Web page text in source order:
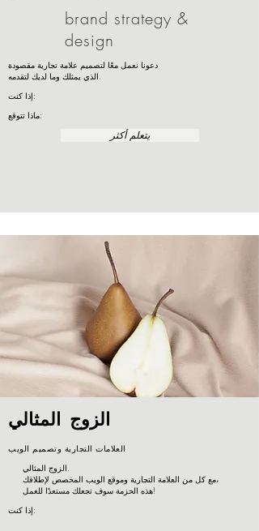
brand strategy &
design
دعونا نعمل معًا لتصميم علامة تجارية مقصودة
الذي يمثلك وما لديك لتقدمه.
إذا كنت:
ماذا تتوقع:
يتعلم أكثر
الزوج المثالي
العلامات التجارية وتصميم الويب
الزوج المثالي.
مع كل من العلامة التجارية وموقع الويب المخصص لإطلاقك،
هذه الحزمة سوف تجعلك مستعدًا للعمل!
إذا كنت: